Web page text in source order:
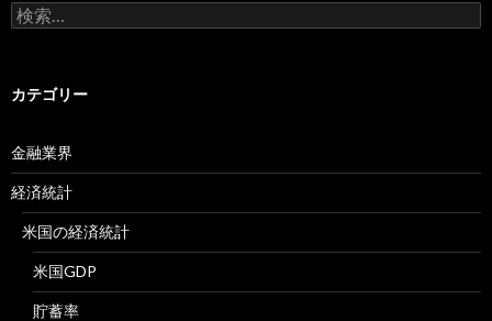
検
索:
カテゴリー
金融業界
経済統計
米国の経済統計
米国GDP
貯蓄率